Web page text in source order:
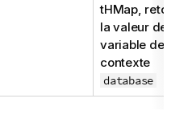
tHMap,
la valeur de la
variable de
contexte
database